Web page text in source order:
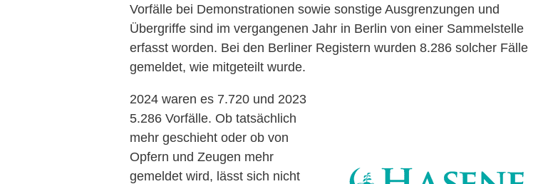
Vorfälle bei Demonstrationen sowie sonstige Ausgrenzungen und
Übergriffe sind im vergangenen Jahr in Berlin von einer Sammelstelle
erfasst worden. Bei den Berliner Registern wurden 8.286 solcher Fälle
gemeldet, wie mitgeteilt wurde.
2024 waren es 7.720 und 2023
5.286 Vorfälle. Ob tatsächlich
mehr geschieht oder ob von
Opfern und Zeugen mehr
gemeldet wird, lässt sich nicht